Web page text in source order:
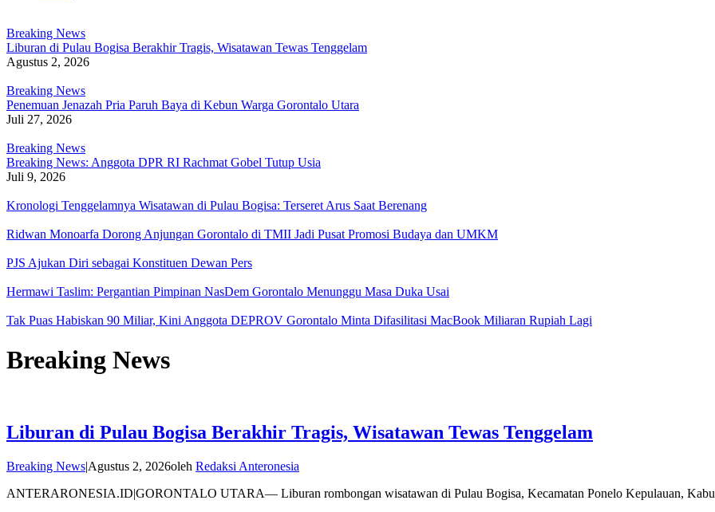
Breaking News
Liburan di Pulau Bogisa Berakhir Tragis, Wisatawan Tewas Tenggelam
Agustus 2, 2026
Breaking News
Penemuan Jenazah Pria Paruh Baya di Kebun Warga Gorontalo Utara
Juli 27, 2026
Breaking News
Breaking News: Anggota DPR RI Rachmat Gobel Tutup Usia
Juli 9, 2026
Kronologi Tenggelamnya Wisatawan di Pulau Bogisa: Terseret Arus Saat Berenang
Ridwan Monoarfa Dorong Anjungan Gorontalo di TMII Jadi Pusat Promosi Budaya dan UMKM
PJS Ajukan Diri sebagai Konstituen Dewan Pers
Hermawi Taslim: Pergantian Pimpinan NasDem Gorontalo Menunggu Masa Duka Usai
Tak Puas Habiskan 90 Miliar, Kini Anggota DEPROV Gorontalo Minta Difasilitasi MacBook Miliaran Rupiah Lagi
Breaking News
Liburan di Pulau Bogisa Berakhir Tragis, Wisatawan Tewas Tenggelam
Breaking News|Agustus 2, 2026oleh Redaksi Anteronesia
ANTERARONESIA.ID|GORONTALO UTARA— Liburan rombongan wisatawan di Pulau Bogisa, Kecamatan Ponelo Kepulauan,